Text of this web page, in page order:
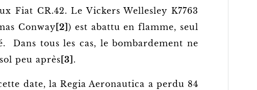
Fiat CR.42. Le Vickers Wellesley K7763
Conway [2]) est abattu en flamme, seul
Dans tous les cas, le bombardement ne
peu après [3] .
date, la Regia Aeronautica a perdu 84